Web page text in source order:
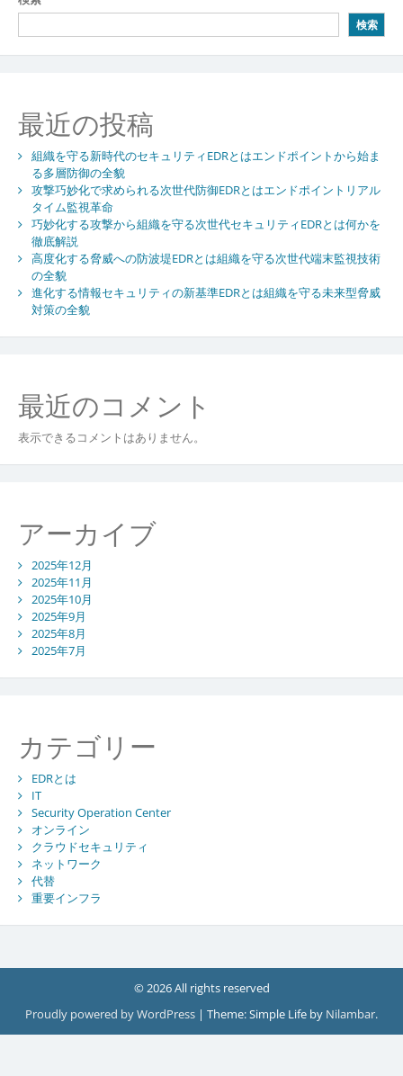
替
と
連
携
に
よ
る
現
社
会
能
性
分
析
検索
最近の投稿
組織を守る新時代のセキュリティEDRとはエンドポイントから始ま
る多層防御の全貌
攻撃巧妙化で求められる次世代防御EDRとはエンドポイントリアル
タイム監視革命
巧妙化する攻撃から組織を守る次世代セキュリティEDRとは何かを
徹底解説
高度化する脅威への防波堤EDRとは組織を守る次世代端末監視技術
の全貌
進化する情報セキュリティの新基準EDRとは組織を守る未来型脅威
対策の全貌
最近のコメント
表示できるコメントはありません。
アーカイブ
2025年12月
2025年11月
2025年10月
2025年9月
2025年8月
2025年7月
カテゴリー
EDRとは
IT
Security Operation Center
オンライン
クラウドセキュリティ
ネットワーク
代替
重要インフラ
© 2026 All rights reserved
Proudly powered by WordPress | Theme: Simple Life by Nilambar.